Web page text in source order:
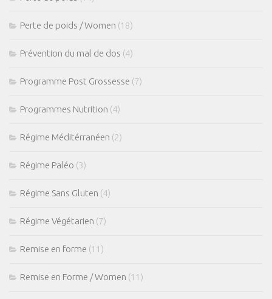
Perte de poids / Women (18)
Prévention du mal de dos (4)
Programme Post Grossesse (7)
Programmes Nutrition (4)
Régime Méditérranéen (2)
Régime Paléo (3)
Régime Sans Gluten (4)
Régime Végétarien (7)
Remise en forme (11)
Remise en Forme / Women (11)